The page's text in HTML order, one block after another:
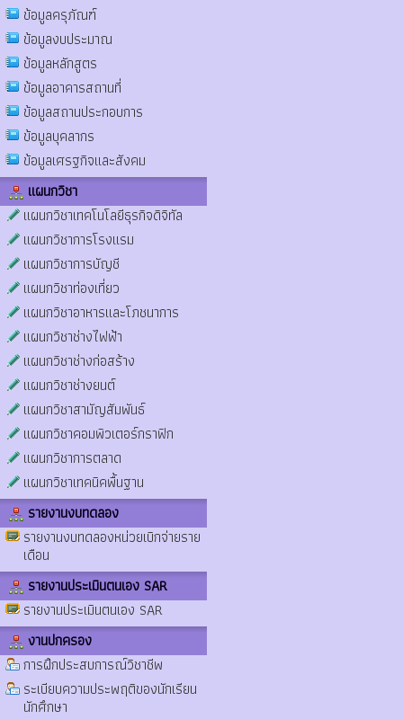
ข้อมูลครุภัณฑ์
ข้อมูลงบประมาณ
ข้อมูลหลักสูตร
ข้อมูลอาคารสถานที่
ข้อมูลสถานประกอบการ
ข้อมูลบุคลากร
ข้อมูลเศรฐกิจและสังคม
แผนกวิชา
แผนกวิชาเทคโนโลยีธุรกิจดิจิทัล
แผนกวิชาการโรงแรม
แผนกวิชาการบัญชี
แผนกวิชาท่องเที่ยว
แผนกวิชาอาหารและโภชนาการ
แผนกวิชาช่างไฟฟ้า
แผนกวิชาช่างก่อสร้าง
แผนกวิชาช่างยนต์
แผนกวิชาสามัญสัมพันธ์
แผนกวิชาคอมพิวเตอร์กราฟิก
แผนกวิชาการตลาด
แผนกวิชาเทคนิคพื้นฐาน
รายงานงบทดลอง
รายงานงบทดลองหน่วยเบิกจ่ายราย
เดือน
รายงานประเมินตนเอง SAR
รายงานประเมินตนเอง SAR
งานปกครอง
การฝึกประสบการณ์วิชาชีพ
ระเบียบความประพฤติของนักเรียน
นักศึกษา